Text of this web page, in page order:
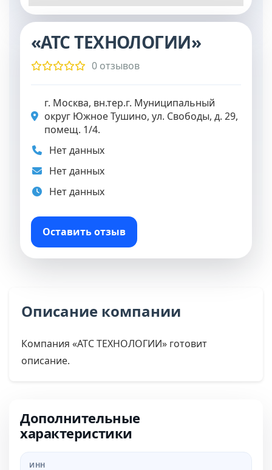
«АТС ТЕХНОЛОГИИ»
0 отзывов
г. Москва, вн.тер.г. Муниципальный
округ Южное Тушино, ул. Свободы, д. 29,
помещ. 1/4.
Нет данных
Нет данных
Нет данных
Оставить отзыв
Описание компании
Компания «АТС ТЕХНОЛОГИИ» готовит
описание.
Дополнительные
характеристики
ИНН